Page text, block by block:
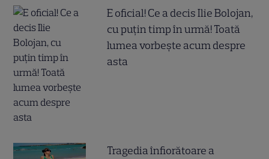
E oficial! Ce a decis Ilie Bolojan,
cu puțin timp în urmă! Toată
lumea vorbește acum despre
asta
Tragedia înfiorătoare a